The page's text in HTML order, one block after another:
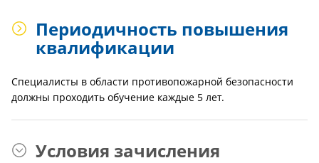
Периодичность повышения
квалификации
Специалисты в области противопожарной безопасности
должны проходить обучение каждые 5 лет.
Условия зачисления